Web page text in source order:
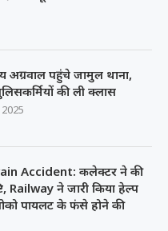
अग्रवाल पहुंचे जामुल थाना,
की ली क्लास
Accident: कलेक्टर ने की
Railway ने जारी किया हेल्प
पायलट के फंसे होने की